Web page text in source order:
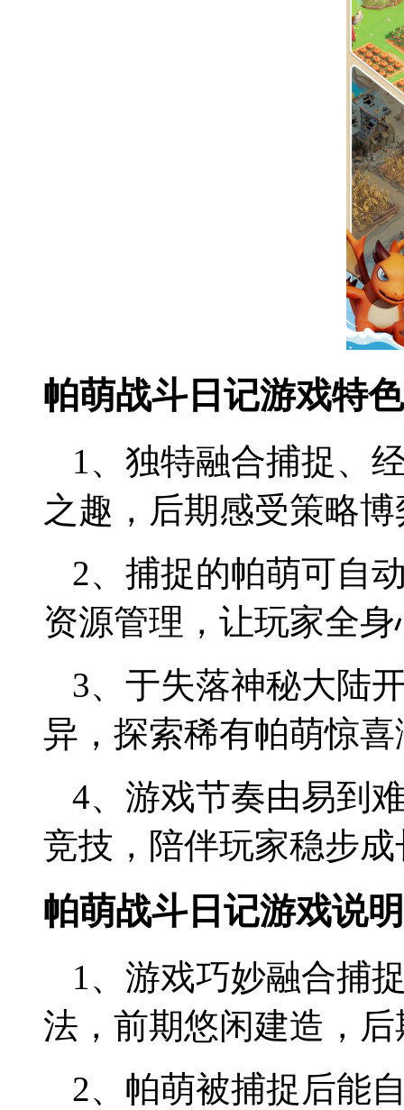
帕萌战斗日记游戏特色
1、独特融合捕捉、
之趣，后期感受策略
2、捕捉的帕萌可自
资源管理，让玩家全
3、于失落神秘大陆
异，探索稀有帕萌惊
4、游戏节奏由易到
竞技，陪伴玩家稳步成
帕萌战斗日记游戏说明
1、游戏巧妙融合捕
法，前期悠闲建造，
2、帕萌被捕捉后能